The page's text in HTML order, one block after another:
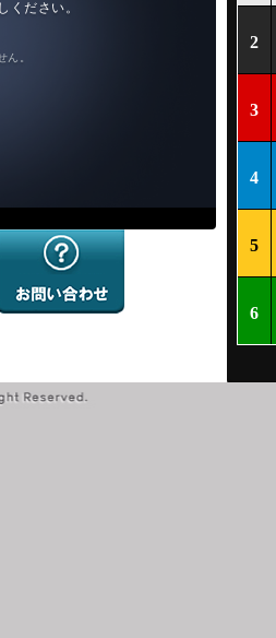
2
3
4
5
6